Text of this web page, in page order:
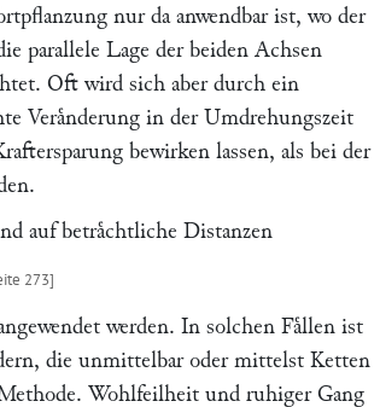
nur da anwendbar ist, wo der
parallele Lage der beiden Achsen
Oft wird sich aber durch ein
Veraͤnderung in der Umdrehungszeit
bewirken lassen, als bei der
auf betraͤchtliche Distanzen
werden. In solchen Faͤllen ist
die unmittelbar oder mittelst Ketten
Wohlfeilheit und ruhiger Gang